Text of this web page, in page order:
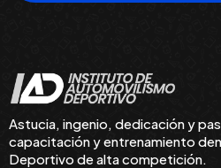
Astucia, ingenio, dedicación y
capacitación y entrenamiento
Deportivo de alta competición.